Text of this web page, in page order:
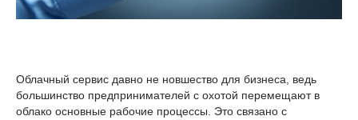
Облачный сервис давно не новшество для бизнеса, ведь
большинство предпринимателей с охотой перемещают в
облако основные рабочие процессы. Это связано с